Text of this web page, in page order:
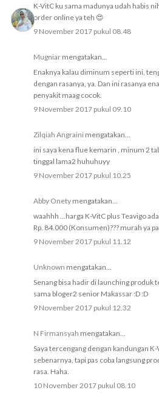
K-VitC ku sama madunya udah habis
order online ya teh 😍
9 November 2017 pukul 08.48
Mugniar mengatakan...
Enaknya kalau diminum seperti ini,
dengan rasanya, ya. Dan ini rasanya
penyakit maag cocok.
9 November 2017 pukul 09.10
Zilqiah Angraini mengatakan...
ini saya kena flue kemarin , minum 2
tinggal lama2 huhuhuyy
9 November 2017 pukul 10.25
Abby Onety mengatakan...
waahhh ...harga K-VitC plus Teavigo
Rp. 84.000 (Konsumen)??? murah ya
9 November 2017 pukul 11.12
Unknown mengatakan...
Senang bisa hadir di launching produk
sama bloger2 senior Makassar :D :D
9 November 2017 pukul 12.32
N Firmansyah mengatakan...
Saya tercengang dengan kandungan
sebenarnya, tapi pas coba langsung
rasa. Haha.
10 November 2017 pukul 08.10